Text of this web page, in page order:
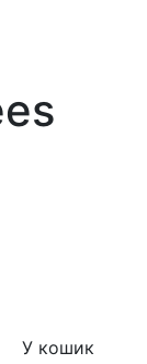
У кошик